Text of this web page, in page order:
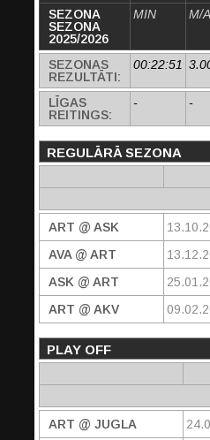
SEZONA
SEZONA
2025/2026
MIN M/A
SEZONAS
REZULTĀTI:
00:22:51
LĪGAS
REITINGS:
- -
REGULĀRĀ SEZONA
ART @ ASK
AVA @ ART
ASK @ ART
ART @ AKV
PLAY OFF
ART @ JUGLA